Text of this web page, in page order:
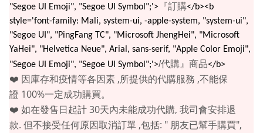
"Segoe UI Emoji", "Segoe UI Symbol";'> 『訂購</b><b
style='font-family: Mali, system-ui, -apple-system, "system-ui",
"Segoe UI", "PingFang TC", "Microsoft JhengHei", "Microsoft
YaHei", "Helvetica Neue", Arial, sans-serif, "Apple Color Emoji",
"Segoe UI Emoji", "Segoe UI Symbol";'>/代購』商品</b>
❤️ 因庫存和疫情等各因素 ,所提供的代購服務 ,不能保
證 100%一定成功購買。
❤️ 如在發售日起計 30天內未能成功代購, 我司會安排退
款. 但不接受任何原因取消訂單 ,包括: " 朋友已幫手購買",